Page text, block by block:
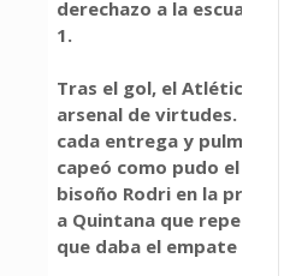
derechazo a la escuadra
1.
Tras el gol, el Atlético
arsenal de virtudes.
cada entrega y
capeó como pudo el
bisoño Rodri en la
a Quintana que repelía
que daba el empate a